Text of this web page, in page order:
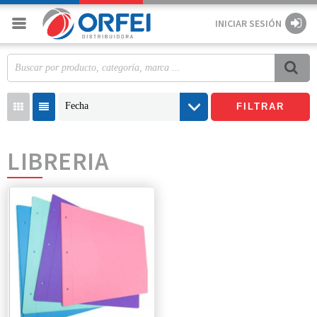
INICIAR SESIÓN
Fecha FILTRAR
LIBRERIA